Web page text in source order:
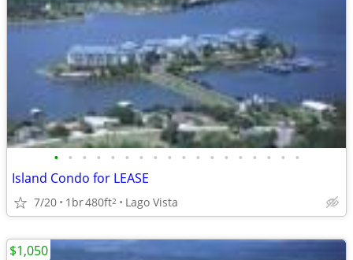
• • • • • • • • • • • • • • • • • •
Island Condo for LEASE
7/20 1br480ft2 Lago Vista
$1,050